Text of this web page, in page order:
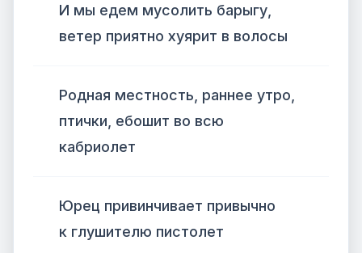
И мы едем мусолить барыгу,
ветер приятно хуярит в волосы
Родная местность, раннее утро,
птички, ебошит во всю
кабриолет
Юрец привинчивает привычно
к глушителю пистолет